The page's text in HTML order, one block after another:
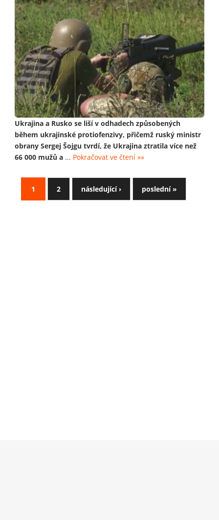
Ukrajina a Rusko se liší v odhadech způsobených
během ukrajinské protiofenzivy, přičemž ruský ministr
obrany Sergej Šojgu tvrdí, že Ukrajina ztratila více než
66 000 mužů a ... Pokračovat ve čtení »»
1 2 následující › poslední »